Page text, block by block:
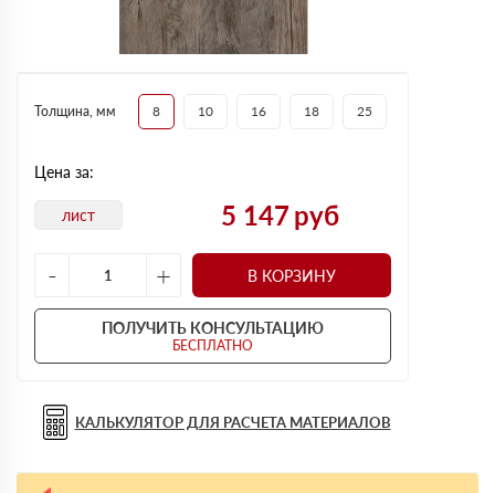
Толщина, мм 8 10 16 18 25
Цена за:
лист 5 147руб
-
+ В КОРЗИНУ
ПОЛУЧИТЬ КОНСУЛЬТАЦИЮ
БЕСПЛАТНО
КАЛЬКУЛЯТОР ДЛЯ РАСЧЕТА МАТЕРИАЛОВ